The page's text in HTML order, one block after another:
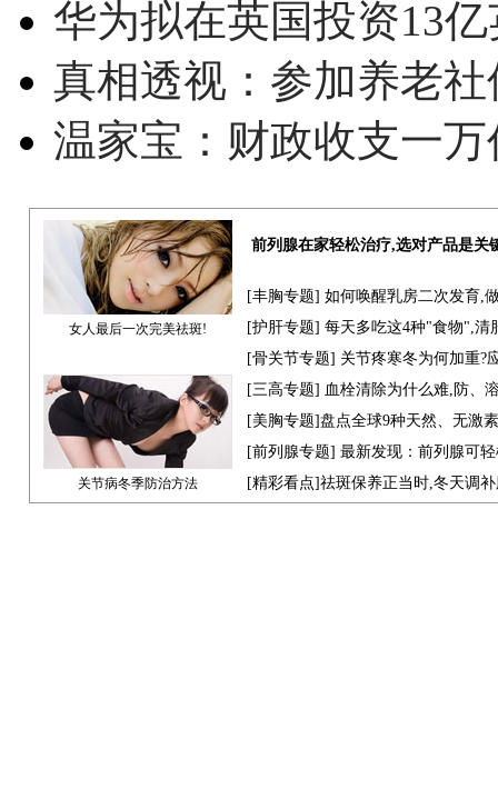
华为拟在英国投资13
真相透视：参加养老
温家宝：财政收支一
女人最后一次完美祛斑!
前列腺在家轻松治疗,选对产品是关
[丰胸专题] 如何唤醒乳房二次发育,
[护肝专题] 每天多吃这4种"食物",清
[骨关节专题] 关节疼寒冬为何加重?
关节病冬季防治方法
[三高专题] 血栓清除为什么难,防、
[美胸专题]盘点全球9种天然、无激
[前列腺专题] 最新发现：前列腺可
[精彩看点]祛斑保养正当时,冬天调